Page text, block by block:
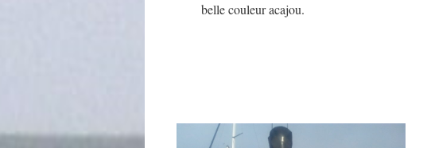
belle couleur acajou.